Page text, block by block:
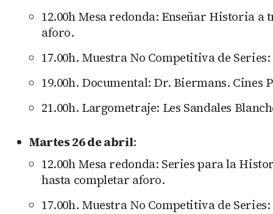
12.00h Mesa redonda: Enseñar Historia
aforo.
17.00h. Muestra No Competitiva de
19.00h. Documental: Dr. Biermans. Cines
21.00h. Largometraje: Les Sandales
Martes 26 de abril:
12.00h Mesa redonda: Series para la
hasta completar aforo.
17.00h. Muestra No Competitiva de